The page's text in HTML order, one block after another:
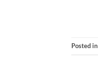
Posted in